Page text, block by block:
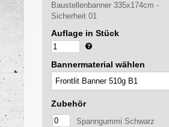
Baustellenbanner 335x174cm -
Sicherheit 01
Auflage in Stück
Bannermaterial wählen
Zubehör
Spanngummi Schwarz